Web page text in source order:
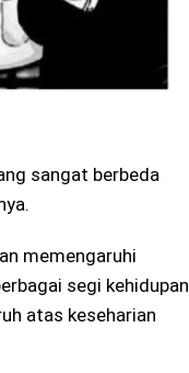
sangat berbeda
memengaruhi
segi kehidupan
atas keseharian